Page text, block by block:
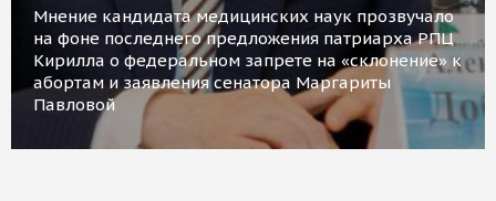
Мнение кандидата медицинских наук прозвучало
на фоне последнего предложения патриарха РПЦ
Кирилла о федеральном запрете на «склонение» к
абортам и заявления сенатора Маргариты
Павловой